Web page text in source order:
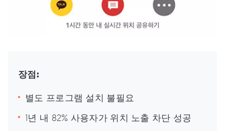
장점:
별도 프로그램 설치 불필요
1년 내 82% 사용자가 위치 노출 차단 성공